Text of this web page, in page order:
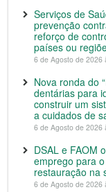
Serviços de
prevenção
reforço de
países ou
6 de Agosto de 2026
Nova ronda do
dentárias para
construir um
a cuidados de
6 de Agosto de 2026
DSAL e FAOM
emprego para
restauração na
6 de Agosto de 2026